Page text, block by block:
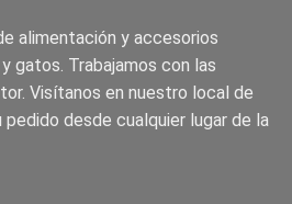
alimentación y accesorios
gatos. Trabajamos con las
Visítanos en nuestro local de
pedido desde cualquier lugar de la